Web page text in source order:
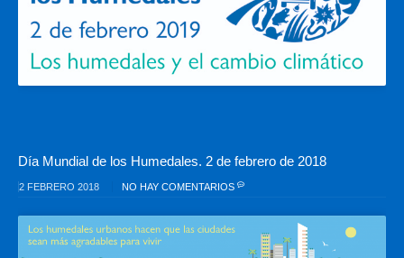
Día Mundial de los Humedales. 2 de febrero de 2018
2 FEBRERO 2018 NO HAY COMENTARIOS